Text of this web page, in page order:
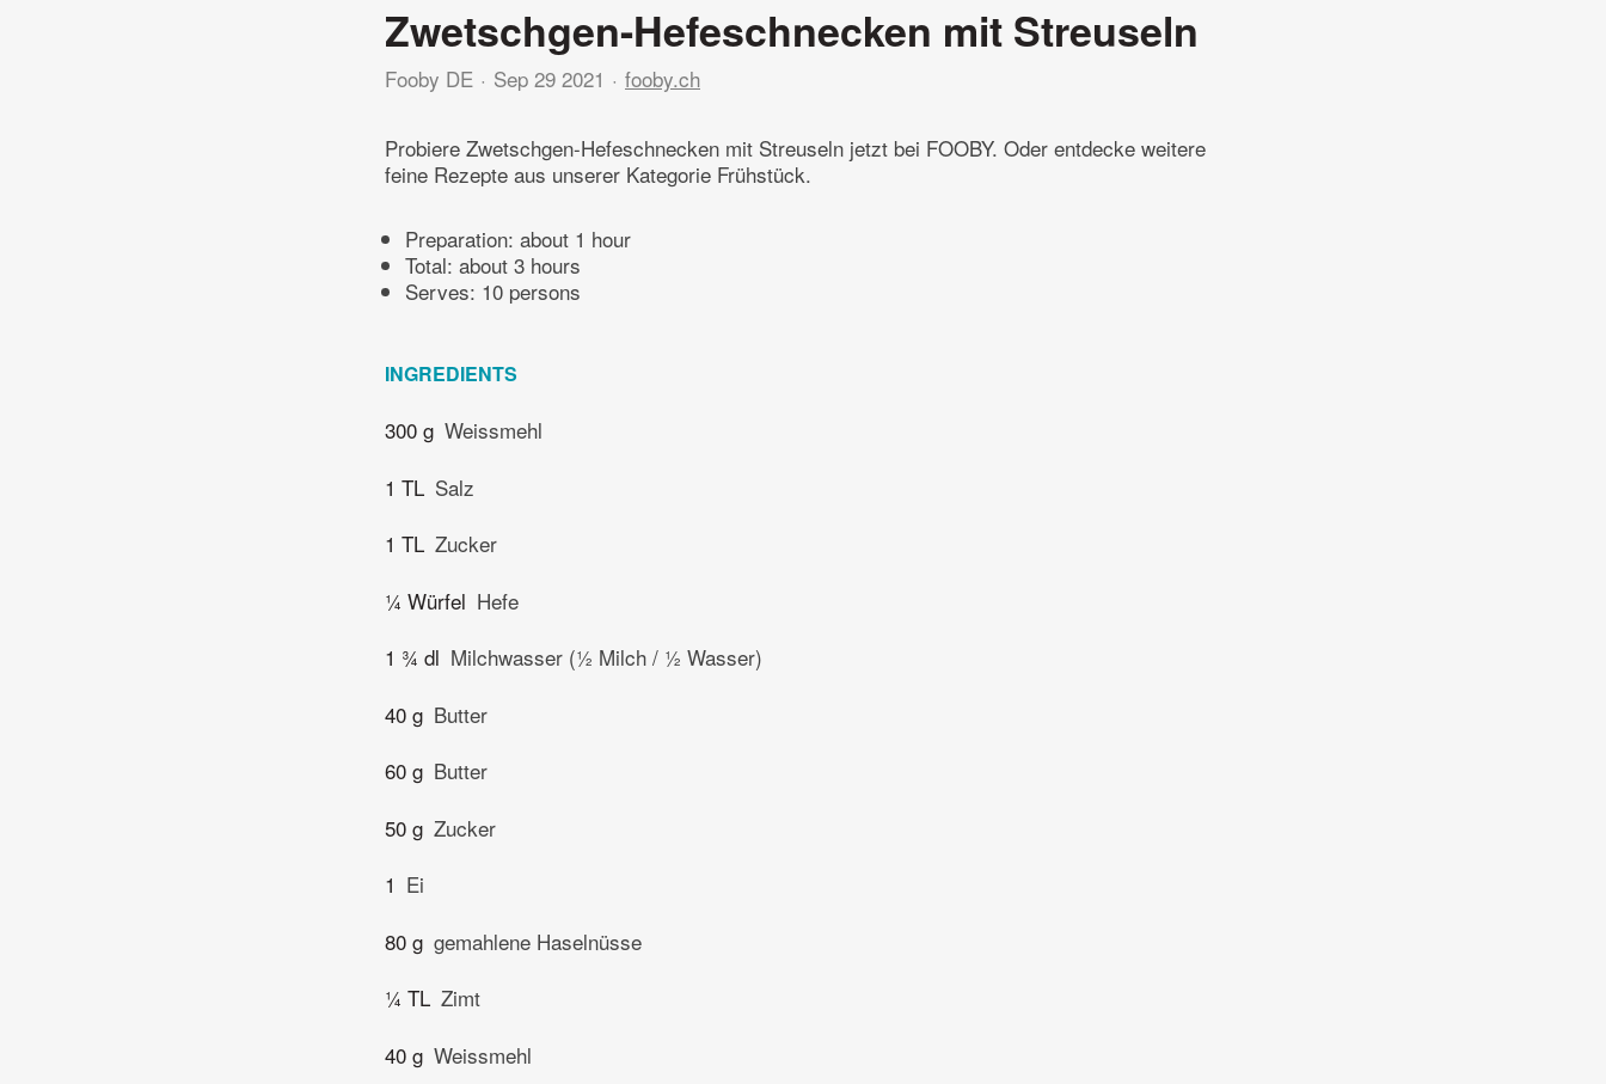
Zwetschgen-Hefeschnecken mit Streuseln
Fooby DE Sep 29 2021 fooby.ch
Probiere Zwetschgen-Hefeschnecken mit Streuseln jetzt bei FOOBY. Oder entdecke weitere
feine Rezepte aus unserer Kategorie Frühstück.
Preparation: about 1 hour
Total: about 3 hours
Serves: 10 persons
INGREDIENTS
300 g Weissmehl
1 TL Salz
1 TL Zucker
¼ Würfel Hefe
1 ¾ dl Milchwasser (½ Milch / ½ Wasser)
40 g Butter
60 g Butter
50 g Zucker
1 Ei
80 g gemahlene Haselnüsse
¼ TL Zimt
40 g Weissmehl